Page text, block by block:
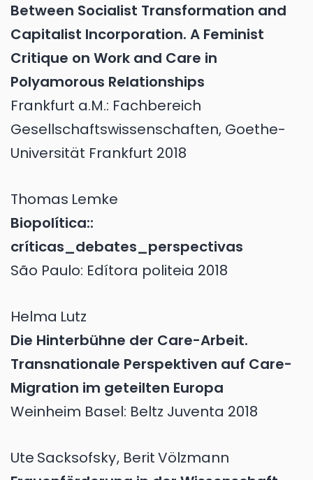
Between Socialist Transformation and
Capitalist Incorporation. A Feminist
Critique on Work and Care in
Polyamorous Relationships
Frankfurt a.M.: Fachbereich
Gesellschaftswissenschaften, Goethe-
Universität Frankfurt 2018
Thomas Lemke
Biopolítica::
críticas_debates_perspectivas
São Paulo: Edítora politeia 2018
Helma Lutz
Die Hinterbühne der Care-Arbeit.
Transnationale Perspektiven auf Care-
Migration im geteilten Europa
Weinheim Basel: Beltz Juventa 2018
Ute Sacksofsky, BeritVölzmann